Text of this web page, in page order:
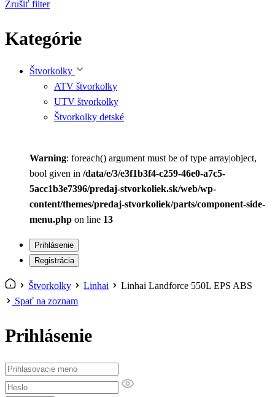
Zrušiť filter
Kategórie
Štvorkolky
ATV štvorkolky
UTV štvorkolky
Štvorkolky detské
Warning: foreach() argument must be of type array|object,
bool given in /data/e/3/e3f1b3f4-c259-46e0-a7c5-
5acc1b3e7396/predaj-stvorkoliek.sk/web/wp-
content/themes/predaj-stvorkoliek/parts/component-side-
menu.php on line 13
Prihlásenie
Registrácia
Štvorkolky Linhai
Linhai Landforce 550L EPS ABS
Spať na zoznam
Prihlásenie